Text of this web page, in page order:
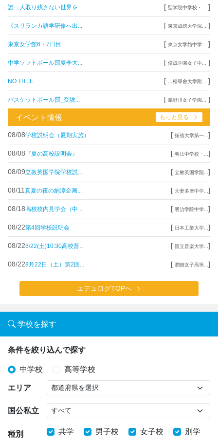
誰一人取り残さない世界を... [ 聖学院中学校・... ]
《スリランカ語学研修へ出... [ 東京成徳大学深... ]
東京女学館6・7日目 [ 東京女学館中学... ]
中学ソフトボール部夏季大... [ 佼成学園女子中... ]
NO TITLE [ 二松學舍大学附... ]
バスケットボール部_受験... [ 瀧野川女子学園... ]
イベント情報 もっと見る
08/08学校説明会（夏期実施） [ 拓殖大学第一... ]
08/08 『夏の高校説明会』 [ 明法中学校・... ]
08/09立教英国学院学校説... [ 立教英国学院... ]
08/11 真夏の夜の納涼企画... [ 大妻多摩中学... ]
08/18高校校内見学会（中... [ 明治学院中学... ]
08/22第4回学校説明会 [ 日本工業大学... ]
08/228/22(土)10:30高校普... [ 国立音楽大学... ]
08/228月22日（土）第2回... [ 潤徳女子高等... ]
エデュログTOPへ
学校を探す
条件を絞り込んで探す
中学校 高等学校
エリア
国公私立
種別 共学 男子校 女子校 別学